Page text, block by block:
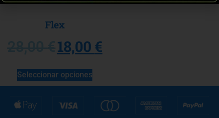
Flex
18,00 €
Seleccionar opciones